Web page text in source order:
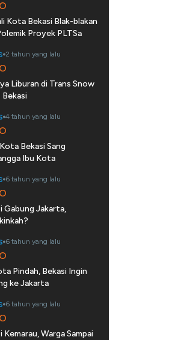
Kota Bekasi Blak-blakan
Proyek PLTSa
2 tahun yang lalu
Liburan di Trans Snow
4 tahun yang lalu
Bekasi Sang
Ibu Kota
6 tahun yang lalu
Gabung Jakarta,
6 tahun yang lalu
Pindah, Bekasi Ingin
ke Jakarta
6 tahun yang lalu
Kemarau, Warga Sampai